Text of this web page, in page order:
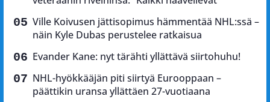
Ville Koivusen jättisopimus hämmentää NHL:ssä –
näin Kyle Dubas perustelee ratkaisua
Evander Kane: nyt tärähti yllättävä siirtohuhu!
NHL-hyökkääjän piti siirtyä Eurooppaan –
päättikin uransa yllättäen 27-vuotiaana